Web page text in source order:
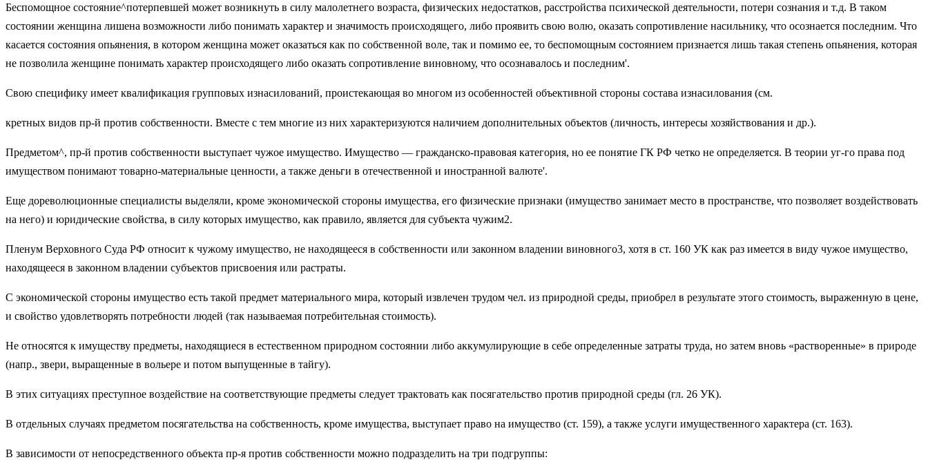
Беспомощное состояние^потерпевшей может возникнуть в силу малолетнего воз­раста, физических недостатков, расстрой­ства психической деятельности, потери сознания и т.д. В таком
состоянии жен­щина лишена возможности либо понимать характер и значимость происходящего, либо проявить свою волю, оказать сопро­тивление насильнику, что осознается по­следним. Что
касается состояния опьяне­ния, в котором женщина может оказаться как по собственной воле, так и помимо ее, то беспомощным состоянием признается лишь такая степень опьянения, которая
не позволила женщине понимать харак­тер происходящего либо оказать сопро­тивление виновному, что осознавалось и последним'.
Свою специфику имеет квалификация групповых изнасилований, проистекаю­щая во многом из особенностей объектив­ной стороны состава изнасилования (см.
кретных видов пр-й против соб­ственности. Вместе с тем многие из них характеризуются наличием дополнитель­ных объектов (личность, интересы хозяй­ствования и др.).
Предметом^, пр-й против соб­ственности выступает чужое имущество. Имущество — гражданско-правовая ка­тегория, но ее понятие ГК РФ четко не определяется. В теории уг-го права под
имуществом понимают товарно-мате­риальные ценности, а также деньги в оте­чественной и иностранной валюте'.
Еще дореволюционные специалисты вы­деляли, кроме экономической стороны имущества, его физические признаки (имущество занимает место в простран­стве, что позволяет воздействовать
на него) и юридические свойства, в силу которых имущество, как правило, является для субъекта чужим2.
Пленум Верховного Суда РФ относит к чужому имущество, не находящееся в соб­ственности или законном владении винов­ного3, хотя в ст. 160 УК как раз имеется в виду чужое имущество,
находящееся в законном владении субъектов присвоения или растраты.
С экономической стороны имущество есть такой предмет материального мира, который извлечен трудом чел. из природной среды, приобрел в результате этого стоимость, выраженную в цене,
и свойство удовлетворять потребности лю­дей (так называемая потребительная сто­имость).
Не относятся к имуществу предметы, находящиеся в естественном природном состоянии либо аккумулирующие в себе определенные затраты труда, но затем вновь «растворенные» в природе
(напр., звери, выращенные в вольере и по­том выпущенные в тайгу).
В этих ситуациях преступное воздей­ствие на соответствующие предметы сле­дует трактовать как посягательство про­тив природной среды (гл. 26 УК).
В отдельных случаях предметом посяга­тельства на собственность, кроме имущест­ва, выступает право на имущество (ст. 159), а также услуги имущественного характе­ра (ст. 163).
В зависимости от непосредственного объекта пр-я против собственнос­ти можно подразделить на три подгруп­пы: